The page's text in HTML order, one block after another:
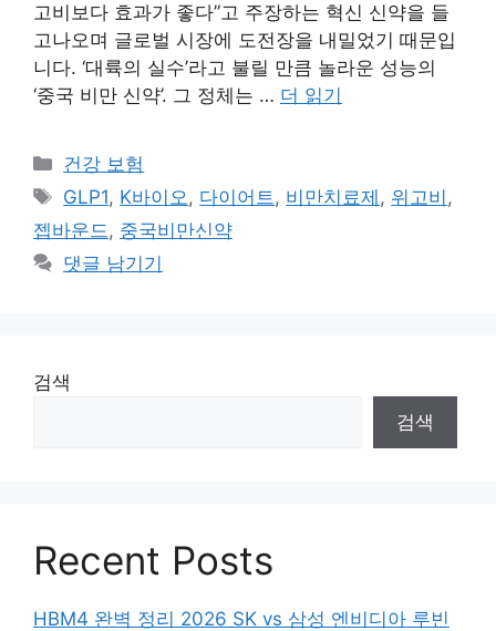
고비보다 효과가 좋다”고 주장하는 혁신 신약을 들
고나오며 글로벌 시장에 도전장을 내밀었기 때문입
니다. ‘대륙의 실수’라고 불릴 만큼 놀라운 성능의
‘중국 비만 신약’. 그 정체는 … 더 읽기
카
테
리
건강 보험
태
그
GLP1, K바이오 , 다이어트 , 비만치료제 , 위고비 ,
젭바운드 , 중국비만신약
댓글 남기기
검색
검색
Recent Posts
HBM4 완벽 정리 2026 SK vs 삼성 엔비디아 루빈